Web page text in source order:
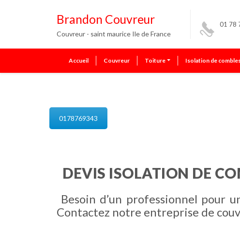
Brandon Couvreur
Couvreur - saint maurice Ile de France
01 78
Accueil Couvreur Toiture Isolation de
0178769343
DEVIS ISOLATION DE
Besoin d’un professionnel pour
Contactez notre entreprise de